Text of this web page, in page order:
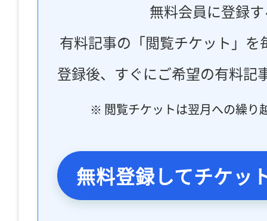
無料会員に登録
有料記事の「閲覧チケット」
登録後、すぐにご希望の有料記
※ 閲覧チケットは翌月への繰り
無料登録してチケッ